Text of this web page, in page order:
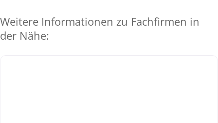
Weitere Informationen zu Fachfirmen in
der Nähe: